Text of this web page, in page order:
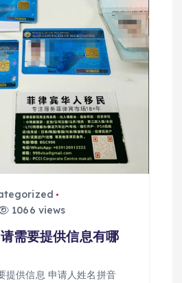
1066 views
需要提供信息有哪
提供信息 申请人姓名拼音